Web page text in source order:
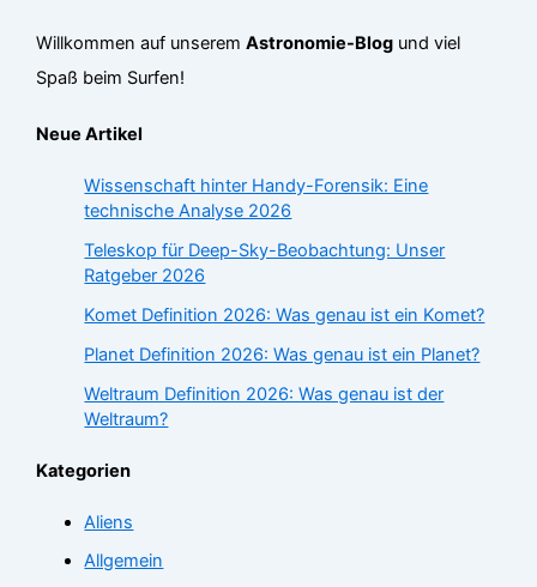
Willkommen auf unseremAstronomie-Blog und viel
Spaß beim Surfen!
Neue Artikel
Wissenschaft hinter Handy-Forensik: Eine
technische Analyse 2026
Teleskop für Deep-Sky-Beobachtung: Unser
Ratgeber 2026
Komet Definition 2026: Was genau ist ein Komet?
Planet Definition 2026: Was genau ist ein Planet?
Weltraum Definition 2026: Was genau ist der
Weltraum?
Kategorien
Aliens
Allgemein